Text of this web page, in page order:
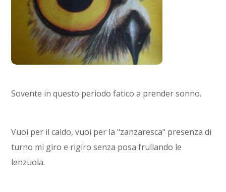
Sovente in questo periodo fatico a prender sonno.
Vuoi per il caldo, vuoi per la "zanzaresca" presenza di
turno mi giro e rigiro senza posa frullando le
lenzuola.